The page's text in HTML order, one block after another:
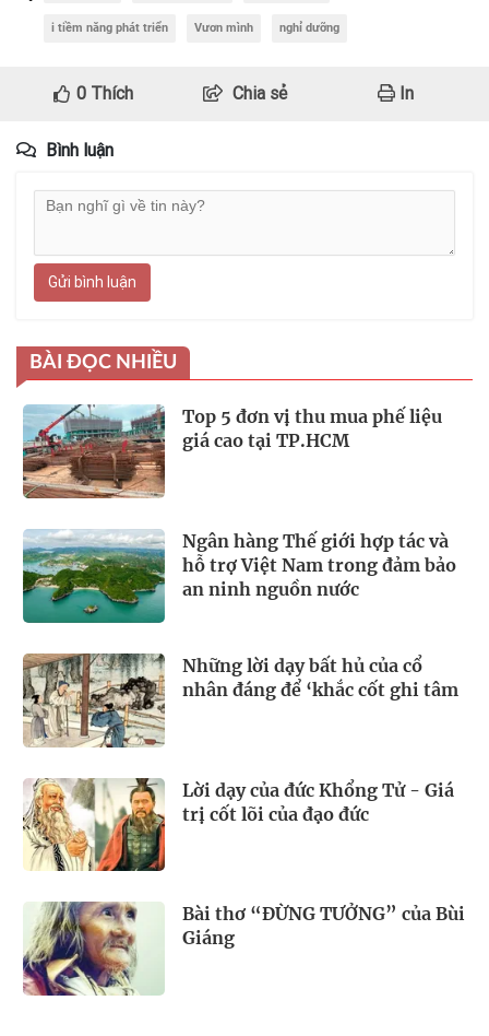
i tiềm năng phát triển Vươn mình nghỉ dưỡng
0Thích Chia sẻ In
Bình luận
Gửi bình luận
BÀI ĐỌC NHIỀU
Top 5 đơn vị thu mua phế liệu
giá cao tại TP.HCM
Ngân hàng Thế giới hợp tác và
hỗ trợ Việt Nam trong đảm bảo
an ninh nguồn nước
Những lời dạy bất hủ của cổ
nhân đáng để ‘khắc cốt ghi tâm
Lời dạy của đức Khổng Tử - Giá
trị cốt lõi của đạo đức
Bài thơ “ĐỪNG TƯỞNG” của Bùi
Giáng